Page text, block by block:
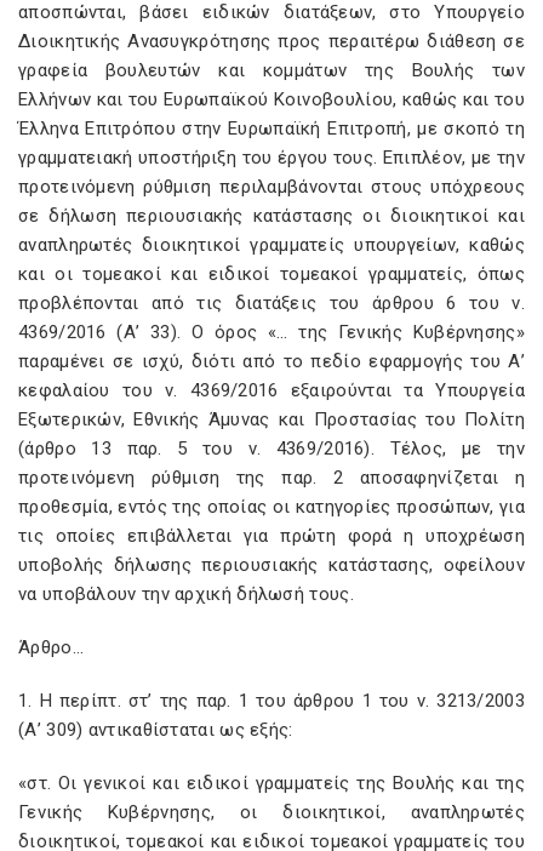
αποσπώνται, βάσει ειδικών διατάξεων, στο Υπουργείο
Διοικητικής Ανασυγκρότησης προς περαιτέρω διάθεση σε
γραφεία βουλευτών και κομμάτων της Βουλής των
Ελλήνων και του Ευρωπαϊκού Κοινοβουλίου, καθώς και του
Έλληνα Επιτρόπου στην Ευρωπαϊκή Επιτροπή, με σκοπό τη
γραμματειακή υποστήριξη του έργου τους. Επιπλέον, με την
προτεινόμενη ρύθμιση περιλαμβάνονται στους υπόχρεους
σε δήλωση περιουσιακής κατάστασης οι διοικητικοί και
αναπληρωτές διοικητικοί γραμματείς υπουργείων, καθώς
και οι τομεακοί και ειδικοί τομεακοί γραμματείς, όπως
προβλέπονται από τις διατάξεις του άρθρου 6 του ν.
4369/2016 (Α’ 33). Ο όρος «… της Γενικής Κυβέρνησης»
παραμένει σε ισχύ, διότι από το πεδίο εφαρμογής του Α’
κεφαλαίου του ν. 4369/2016 εξαιρούνται τα Υπουργεία
Εξωτερικών, Εθνικής Άμυνας και Προστασίας του Πολίτη
(άρθρο 13 παρ. 5 του ν. 4369/2016). Τέλος, με την
προτεινόμενη ρύθμιση της παρ. 2 αποσαφηνίζεται η
προθεσμία, εντός της οποίας οι κατηγορίες προσώπων, για
τις οποίες επιβάλλεται για πρώτη φορά η υποχρέωση
υποβολής δήλωσης περιουσιακής κατάστασης, οφείλουν
να υποβάλουν την αρχική δήλωσή τους.
Άρθρο…
1. Η περίπτ. στ’ της παρ. 1 του άρθρου 1 του ν. 3213/2003
(Α’ 309) αντικαθίσταται ως εξής:
«στ. Οι γενικοί και ειδικοί γραμματείς της Βουλής και της
Γενικής Κυβέρνησης, οι διοικητικοί, αναπληρωτές
διοικητικοί, τομεακοί και ειδικοί τομεακοί γραμματείς του